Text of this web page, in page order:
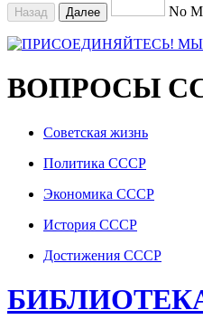
Назад Далее No
ВОПРОСЫ
Советская жизнь
Политика СССР
Экономика СССР
История СССР
Достижения СССР